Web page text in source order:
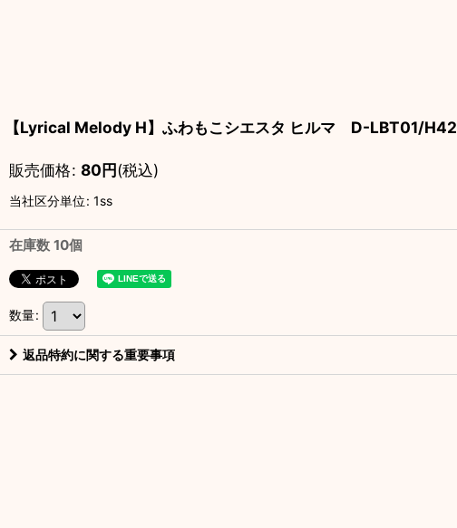
【Lyrical Melody H】ふわもこシエスタ ヒルマ D-LBT01/H42
販売価格: 80円(税込)
当社区分単位: 1ss
在庫数 10個
数量:
返品特約に関する重要事項